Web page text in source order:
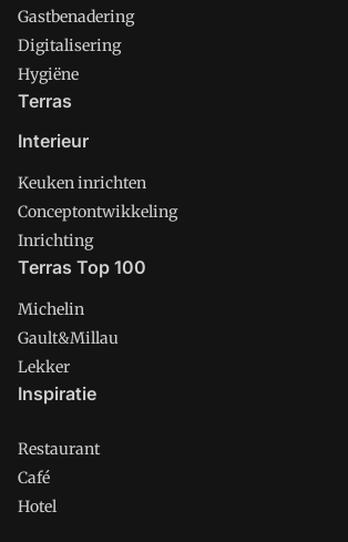
Gastbenadering
Digitalisering
Hygiëne
Terras
Interieur
Keuken inrichten
Conceptontwikkeling
Inrichting
Terras Top 100
Michelin
Gault&Millau
Lekker
Inspiratie
Restaurant
Café
Hotel